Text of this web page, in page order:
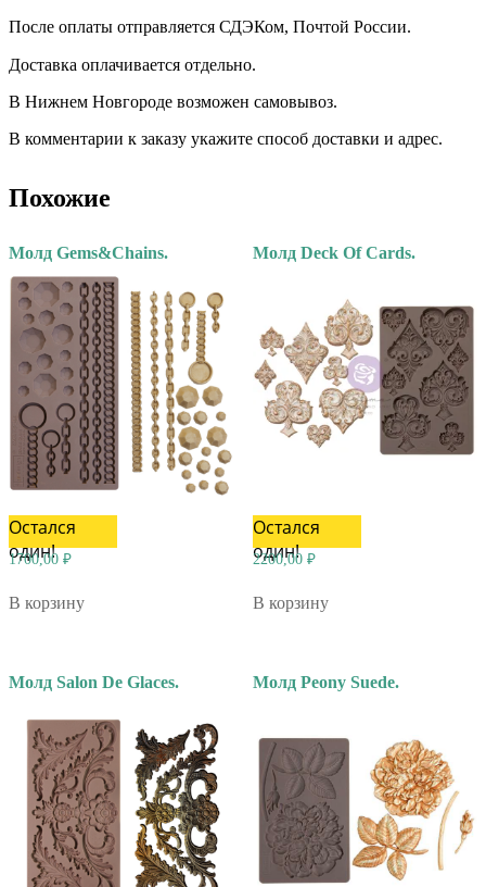
После оплаты отправляется СДЭКом, Почтой России. ⠀
Доставка оплачивается отдельно. ⠀
В Нижнем Новгороде возможен самовывоз.
В комментарии к заказу укажите способ доставки и адрес.
Похожие
Молд Gems&Chains.
Остался
один!
1700,00 ₽
В корзину
Молд Deck Of Cards.
Остался
один!
2200,00 ₽
В корзину
Молд Salon De Glaces. Молд Peony Suede.